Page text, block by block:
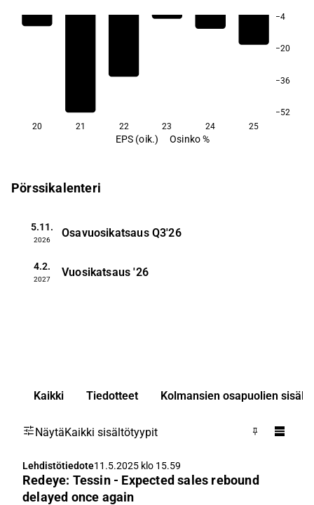
−4
−20
−36
−52
20
21 22 23 24 25
EPS (oik.) Osinko %
Pörssikalenteri
5.11.
2026
Osavuosikatsaus Q3'26
4.2.
2027
Vuosikatsaus '26
Kaikki Tiedotteet Kolmansien osapuolien
NäytäKaikki sisältötyypit
Lehdistötiedote11.5.2025 klo 15.59
Redeye: Tessin - Expected sales rebound
delayed once again